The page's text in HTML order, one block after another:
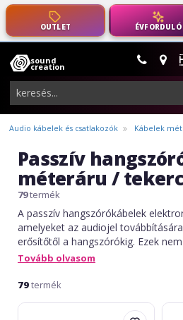
OUTLET ÉVFORDULÓ
sound
creation
hangszerek,
pro-
audio
felszerelés
Audio kábelek és csatlakozók Kábelek
Passzív
méteráru /
79termék
A passzív hangszórókábelek
amelyeket az audiojel
erősítőtől a hangszórókig. Ezek
teljesítményt szállítanak, ezért
minimalizálása érdekében. A kábel
nagy hűségű alkalmazásokban
Tovább olvasom
79termék
Omnitronic
Adam